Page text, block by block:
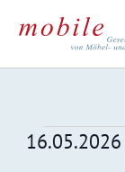
Inhalt
springen
16.05.2026